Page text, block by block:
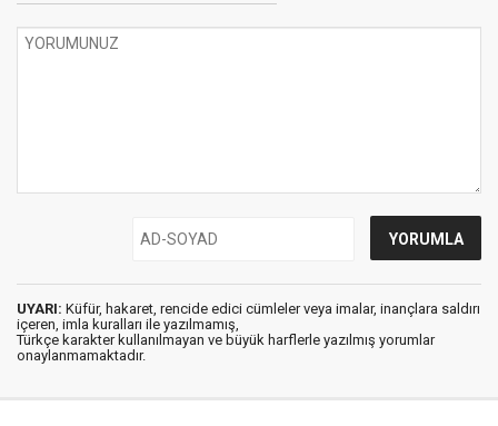
UYARI: Küfür, hakaret, rencide edici cümleler veya imalar, inançlara saldırı
içeren, imla kuralları ile yazılmamış,
Türkçe karakter kullanılmayan ve büyük harflerle yazılmış yorumlar
onaylanmamaktadır.